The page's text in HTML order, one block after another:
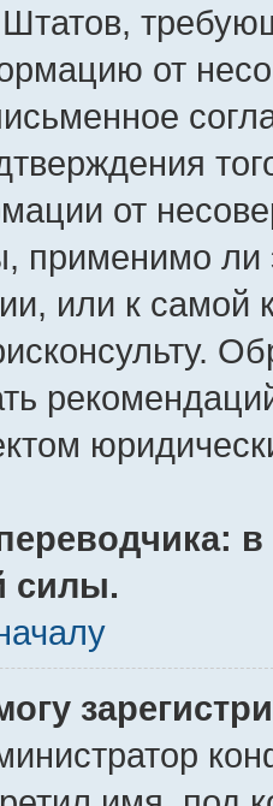
от
от
применимо ли
или к самой
силы.